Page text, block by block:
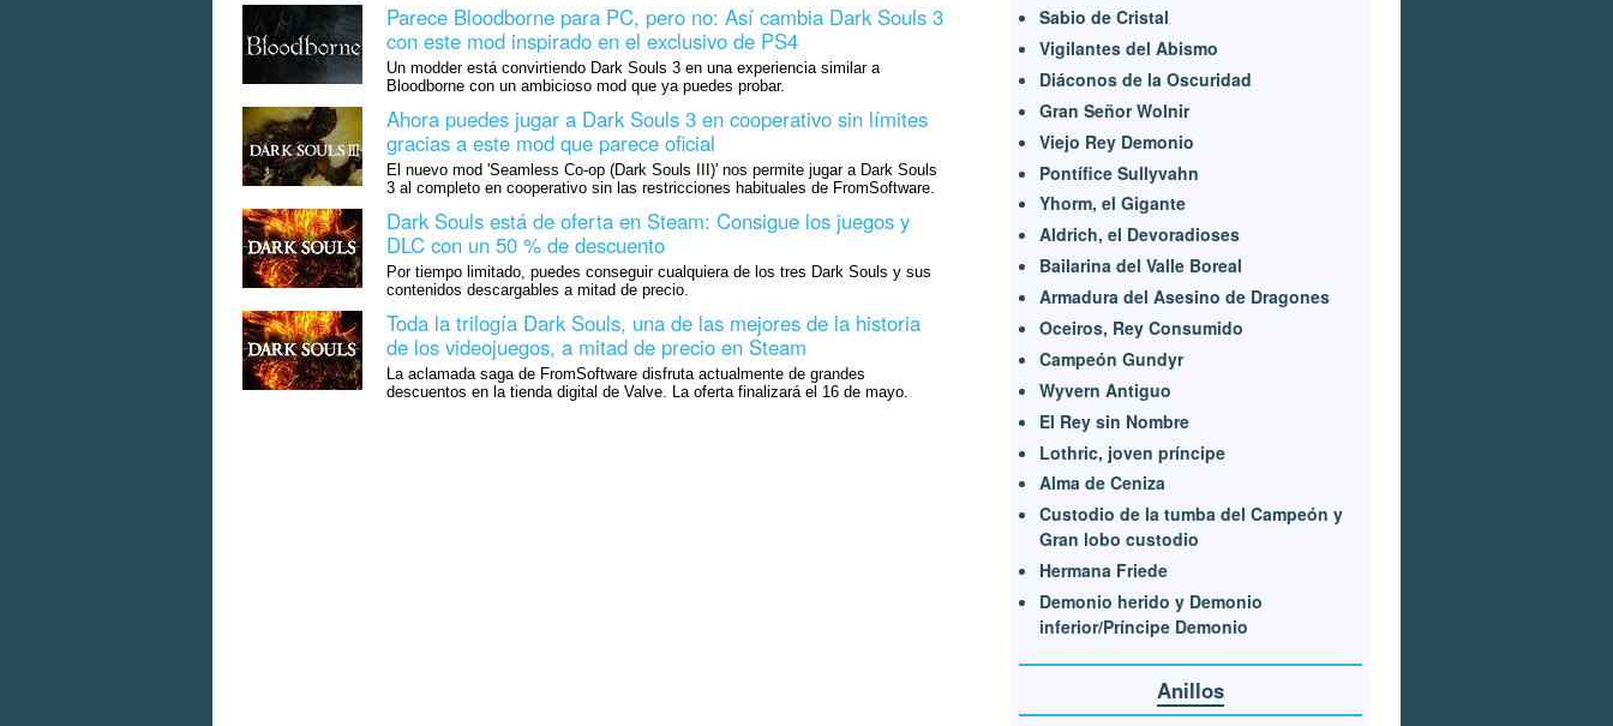
Parece Bloodborne para PC, pero no: Así cambia Dark Souls 3
con este mod inspirado en el exclusivo de PS4
Un modder está convirtiendo Dark Souls 3 en una experiencia similar a
Bloodborne con un ambicioso mod que ya puedes probar.
Ahora puedes jugar a Dark Souls 3 en cooperativo sin límites
gracias a este mod que parece oficial
El nuevo mod 'Seamless Co-op (Dark Souls III)' nos permite jugar a Dark Souls
3 al completo en cooperativo sin las restricciones habituales de FromSoftware.
Dark Souls está de oferta en Steam: Consigue los juegos y
DLC con un 50 % de descuento
Por tiempo limitado, puedes conseguir cualquiera de los tres Dark Souls y sus
contenidos descargables a mitad de precio.
Toda la trilogía Dark Souls, una de las mejores de la historia
de los videojuegos, a mitad de precio en Steam
La aclamada saga de FromSoftware disfruta actualmente de grandes
descuentos en la tienda digital de Valve. La oferta finalizará el 16 de mayo.
Sabio de Cristal
Vigilantes del Abismo
Diáconos de la Oscuridad
Gran Señor Wolnir
Viejo Rey Demonio
Pontífice Sullyvahn
Yhorm, el Gigante
Aldrich, el Devoradioses
Bailarina del Valle Boreal
Armadura del Asesino de Dragones
Oceiros, Rey Consumido
Campeón Gundyr
Wyvern Antiguo
El Rey sin Nombre
Lothric, joven príncipe
Alma de Ceniza
Custodio de la tumba del Campeón y
Gran lobo custodio
Hermana Friede
Demonio herido y Demonio
inferior/Príncipe Demonio
Anillos